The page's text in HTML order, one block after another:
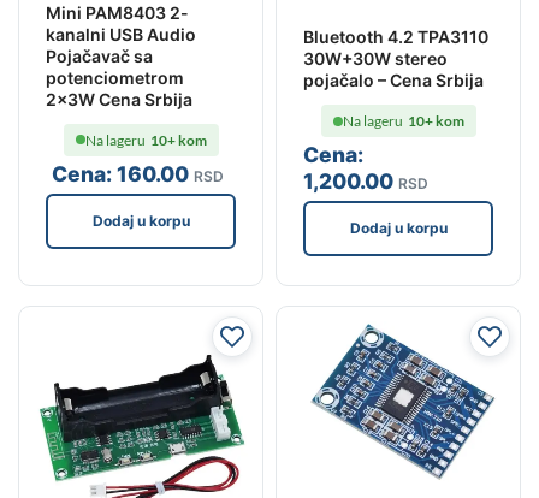
Mini PAM8403 2-
kanalni USB Audio
Pojačavač sa
potenciometrom
2x3W Cena Srbija
Cena:160.00 RSD
Na lageru 10+ kom
Dodaj u korpu
Bluetooth 4.2 TPA3110
30W+30W stereo
pojačalo – Cena Srbija
Cena:
1,200.00 RSD
Na lageru 10+ kom
Dodaj u korpu